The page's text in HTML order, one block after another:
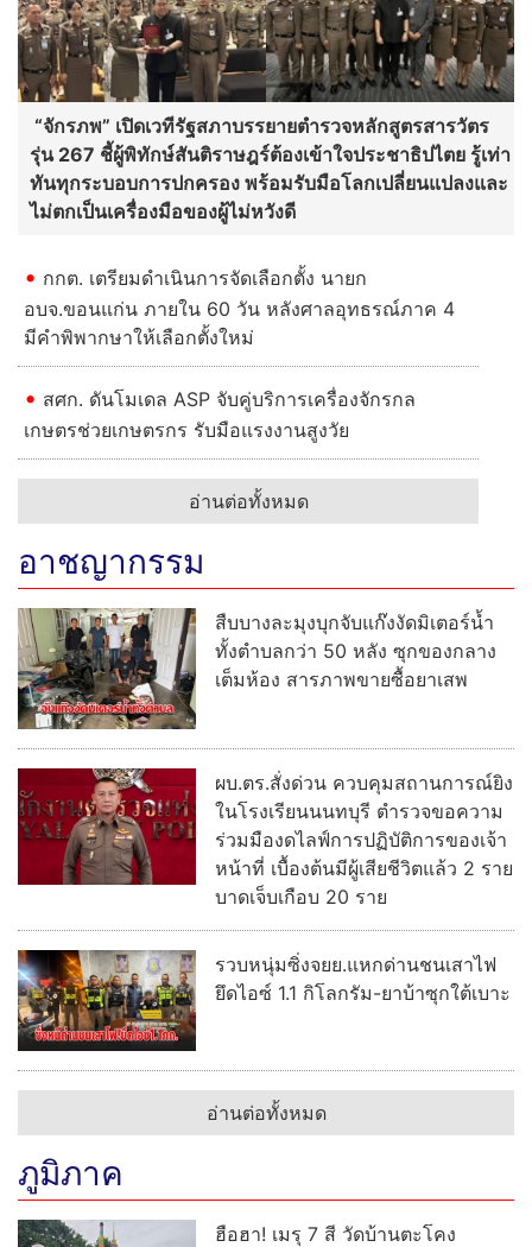
“จักรภพ” เปิดเวทีรัฐสภาบรรยายตำรวจหลักสูตรสารวัตร
รุ่น 267 ชี้ผู้พิทักษ์สันติราษฎร์ต้องเข้าใจประชาธิปไตย รู้เท่า
ทันทุกระบอบการปกครอง พร้อมรับมือโลกเปลี่ยนแปลงและ
ไม่ตกเป็นเครื่องมือของผู้ไม่หวังดี
กกต. เตรียมดำเนินการจัดเลือกตั้ง นายก
อบจ.ขอนแก่น ภายใน 60 วัน หลังศาลอุทธรณ์ภาค 4
มีคำพิพากษาให้เลือกตั้งใหม่
สศก. ดันโมเดล ASP จับคู่บริการเครื่องจักรกล
เกษตรช่วยเกษตรกร รับมือแรงงานสูงวัย
อ่านต่อทั้งหมด
อาชญากรรม
สืบบางละมุงบุกจับแก๊งงัดมิเตอร์น้ำ
ทั้งตำบลกว่า 50 หลัง ซุกของกลาง
เต็มห้อง สารภาพขายซื้อยาเสพ
ผบ.ตร.สั่งด่วน ควบคุมสถานการณ์ยิง
ในโรงเรียนนนทบุรี ตำรวจขอความ
ร่วมมืองดไลฟ์การปฏิบัติการของเจ้า
หน้าที่ เบื้องต้นมีผู้เสียชีวิตแล้ว 2 ราย
บาดเจ็บเกือบ 20 ราย
รวบหนุ่มซิ่งจยย.แหกด่านชนเสาไฟ
ยึดไอซ์ 1.1 กิโลกรัม-ยาบ้าซุกใต้เบาะ
อ่านต่อทั้งหมด
ภูมิภาค
ฮือฮา! เมรุ 7 สี วัดบ้านตะโคง